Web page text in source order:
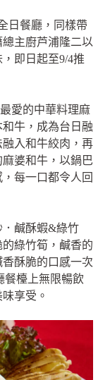
日餐廳，同樣帶
主廚芦浦隆二以
即日起至9/4推
愛的中華料理麻
牛，成為台日融
入和牛絞肉，再
婆和牛，以鍋巴
每一口都令人回
鹹酥蝦&綠竹
綠竹筍，鹹香的
酥脆的口感一次
餐檯上無限暢飲
享受。